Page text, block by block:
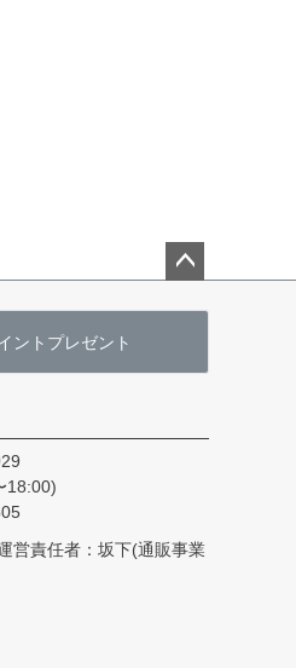
へ
ントプレゼント
18:00)
営責任者：坂下(通販事業